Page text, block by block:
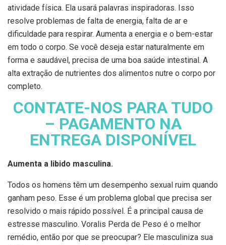
atividade física. Ela usará palavras inspiradoras. Isso
resolve problemas de falta de energia, falta de ar e
dificuldade para respirar. Aumenta a energia e o bem-estar
em todo o corpo. Se você deseja estar naturalmente em
forma e saudável, precisa de uma boa saúde intestinal. A
alta extração de nutrientes dos alimentos nutre o corpo por
completo.
CONTATE-NOS PARA TUDO
– PAGAMENTO NA
ENTREGA DISPONÍVEL
Aumenta a libido masculina.
Todos os homens têm um desempenho sexual ruim quando
ganham peso. Esse é um problema global que precisa ser
resolvido o mais rápido possível. É a principal causa de
estresse masculino. Voralis Perda de Peso é o melhor
remédio, então por que se preocupar? Ele masculiniza sua